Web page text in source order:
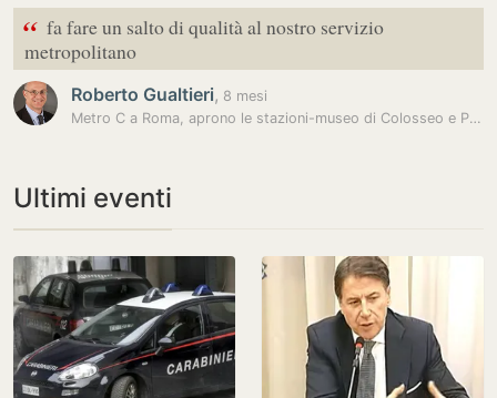
“ fa fare un salto di qualità al nostro servizio
metropolitano
Roberto Gualtieri, 8 mesi
Metro C a Roma, aprono le stazioni-museo di Colosseo e Porta Metronia.…
Ultimi eventi